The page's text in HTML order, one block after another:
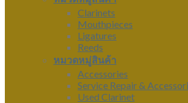
Clarinets
Mouthpieces
Ligatures
Reeds
หมวดหมู่สินค้า
Accessories
Service Repair &
Used Clarinet